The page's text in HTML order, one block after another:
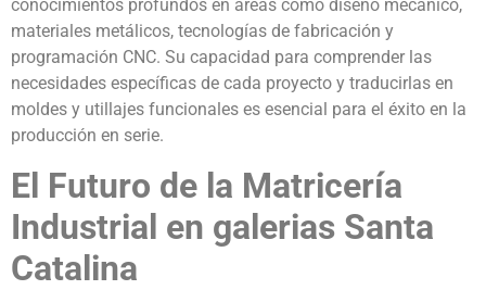
conocimientos profundos en áreas como diseño mecánico,
materiales metálicos, tecnologías de fabricación y
programación CNC. Su capacidad para comprender las
necesidades específicas de cada proyecto y traducirlas en
moldes y utillajes funcionales es esencial para el éxito en la
producción en serie.
El Futuro de la Matricería
Industrial en galerias Santa
Catalina